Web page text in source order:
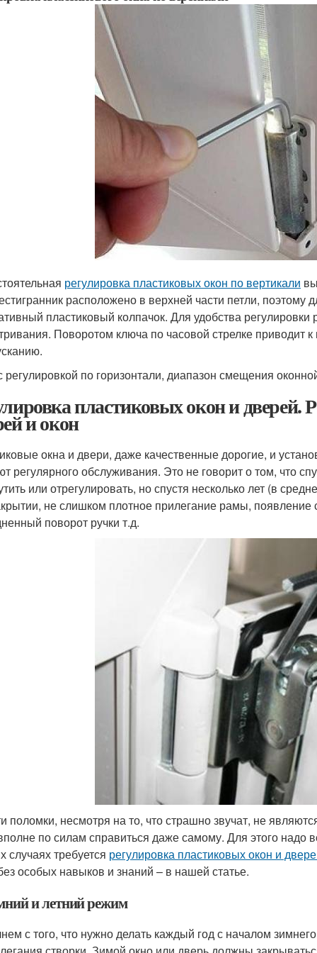
регулировка пластиковых окон по вертикали
расположено в верхней части петли, поэтому
пластиковый колпачок. Для удобства
Поворотом ключа по часовой стрелке приводит
регулировкой по горизонтали, диапазон смещения
пластиковых окон и дверей.
и окон
окна и двери, даже качественные дорогие, и
регулярного обслуживания. Это не говорит о том, что
или отрегулировать, но спустя несколько лет (в
не слишком плотное прилегание рамы, появление
поворот ручки т.д.
поломки, несмотря на то, что страшно звучат, не
по силам справиться даже самому. Для этого надо
случаях требуется регулировка пластиковых окон и
особых навыков и знаний – в нашей статье.
и летний режим
с того, что нужно делать каждый год с началом